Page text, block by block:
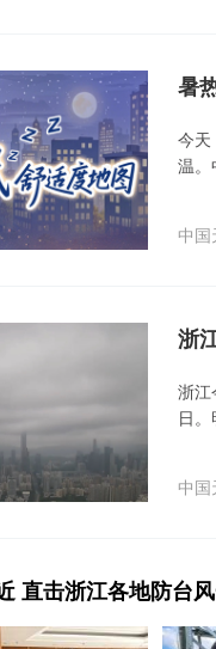
暑
今天
温。
中国
浙
浙江
日
中国
直击浙江各地防台